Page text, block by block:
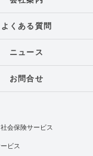
よくある質問
ニュース
お問合せ
会保険サービス
ビス